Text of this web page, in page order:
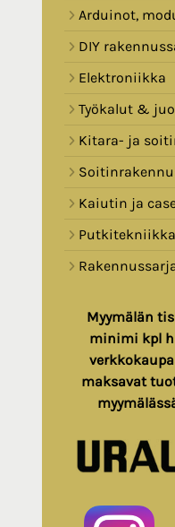
Arduinot,
DIY
Elektroniikka
Työkalut &
Kitara- ja
Kaiutin ja
Putkitekniikka
Myymälän
minimi kpl
maksavat